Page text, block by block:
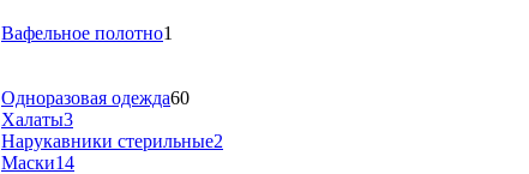
Вафельное полотно1
Одноразовая одежда60
Халаты3
Нарукавники стерильные2
Маски14